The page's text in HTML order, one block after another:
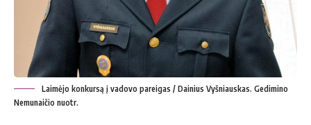
Laimėjo konkursą į vadovo pareigas / Dainius Vyšniauskas. Gedimino
Nemunaičio nuotr.